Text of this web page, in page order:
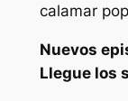
calamar
Nuevos
Llegue los